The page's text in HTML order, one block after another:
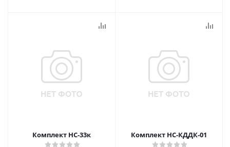
Комплект НС-33к Комплект НС-КДДК-01